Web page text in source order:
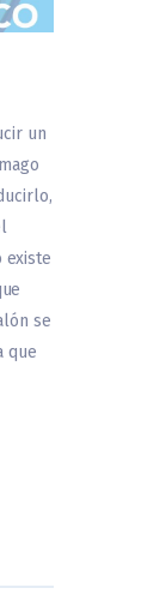
un
existe
se
que